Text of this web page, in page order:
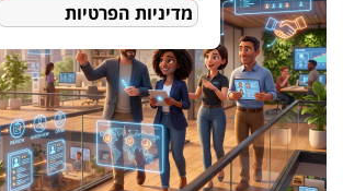
מדיניות הפרטיות